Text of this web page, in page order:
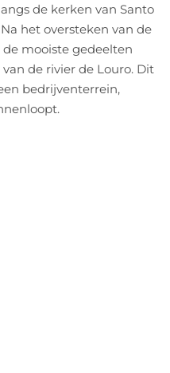
de kerken van Santo
het oversteken van de
mooiste gedeelten
de rivier de Louro. Dit
bedrijventerrein,